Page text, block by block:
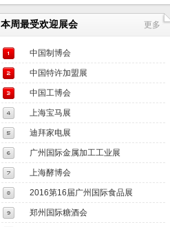
本周最受欢迎展会 更多
中国制博会
中国特许加盟展
中国工博会
上海宝马展
迪拜家电展
广州国际金属加工工业展
上海酵博会
2016第16届广州国际食品展
郑州国际糖酒会